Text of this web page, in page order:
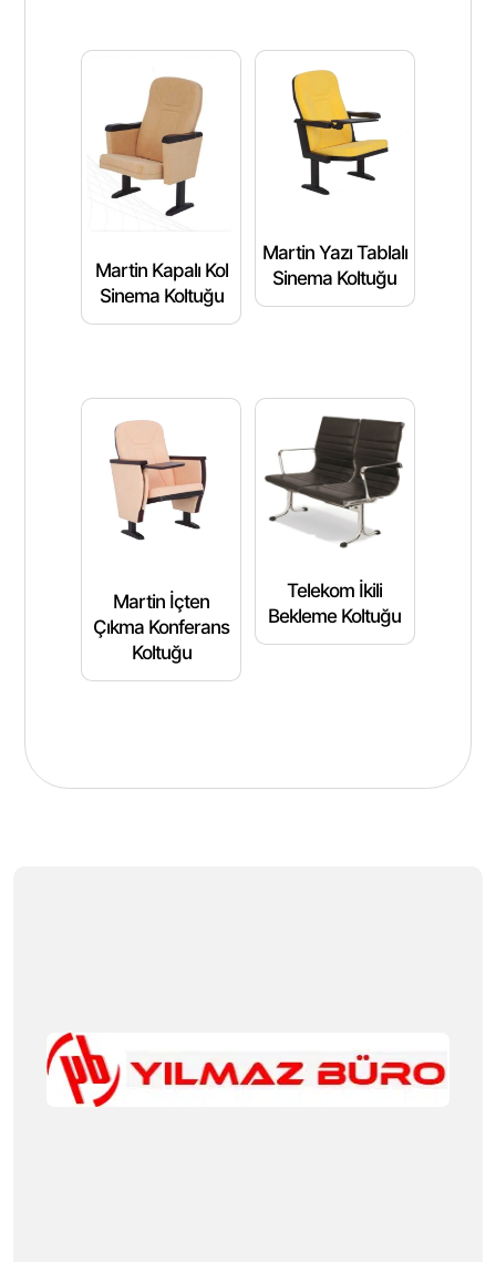
Martin Kapalı Kol
Sinema Koltuğu
Martin Yazı Tablalı
Sinema Koltuğu
Martin İçten
Çıkma Konferans
Koltuğu
Telekom İkili
Bekleme Koltuğu